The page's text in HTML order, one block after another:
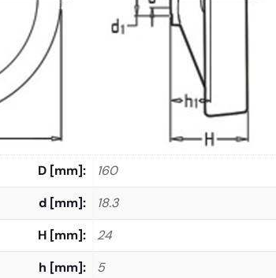
D [mm]
160
d [mm]
18.3
H [mm]
24
h [mm]
5